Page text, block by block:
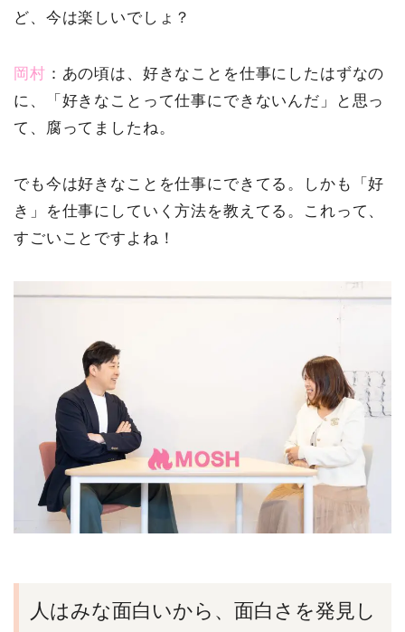
ど、今は楽しいでしょ？
岡村 ：あの頃は、好きなことを仕事にしたはずなの
に、「好きなことって仕事にできないんだ」と思っ
て、腐ってましたね。
でも今は好きなことを仕事にできてる。しかも「好
き」を仕事にしていく方法を教えてる。これって、
すごいことですよね！
人はみな面白いから、面白さを発見し